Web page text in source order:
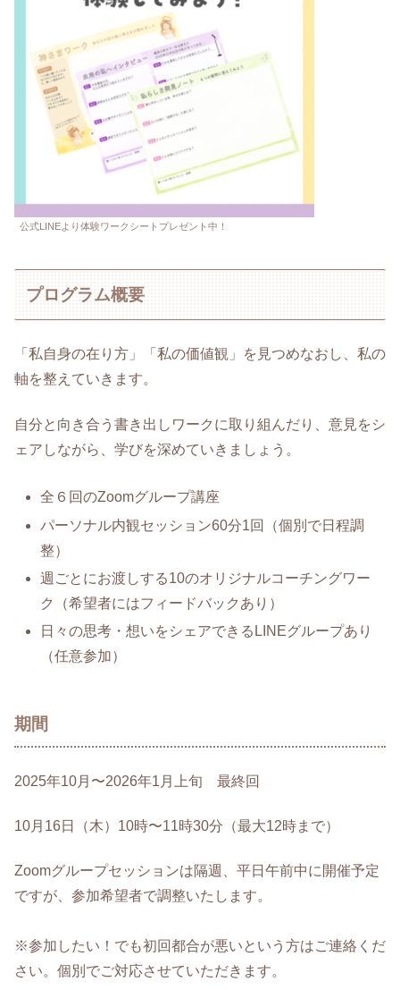
公式LINEより体験ワークシートプレゼント中！
プログラム概要
「私自身の在り方」「私の価値観」を見つめなおし、私の
軸を整えていきます。
自分と向き合う書き出しワークに取り組んだり、意見をシ
ェアしながら、学びを深めていきましょう。
全６回のZoomグループ講座
パーソナル内観セッション60分1回（個別で日程調
整）
週ごとにお渡しする10のオリジナルコーチングワー
ク（希望者にはフィードバックあり）
日々の思考・想いをシェアできるLINEグループあり
（任意参加）
期間
2025年10月〜2026年1月上旬 最終回
10月16日（木）10時〜11時30分（最大12時まで）
Zoomグループセッションは隔週、平日午前中に開催予定
ですが、参加希望者で調整いたします。
※参加したい！でも初回都合が悪いという方はご連絡くだ
さい。個別でご対応させていただきます。